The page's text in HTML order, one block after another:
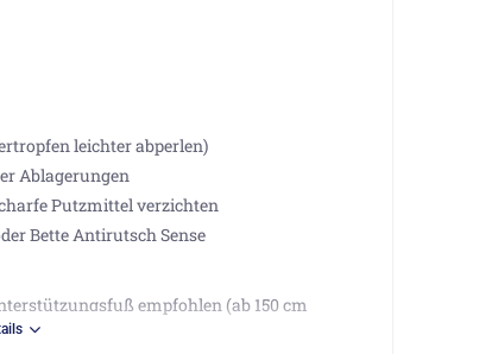
leichter abperlen)
Ablagerungen
Putzmittel verzichten
Bette Antirutsch Sense
empfohlen (ab 150 cm